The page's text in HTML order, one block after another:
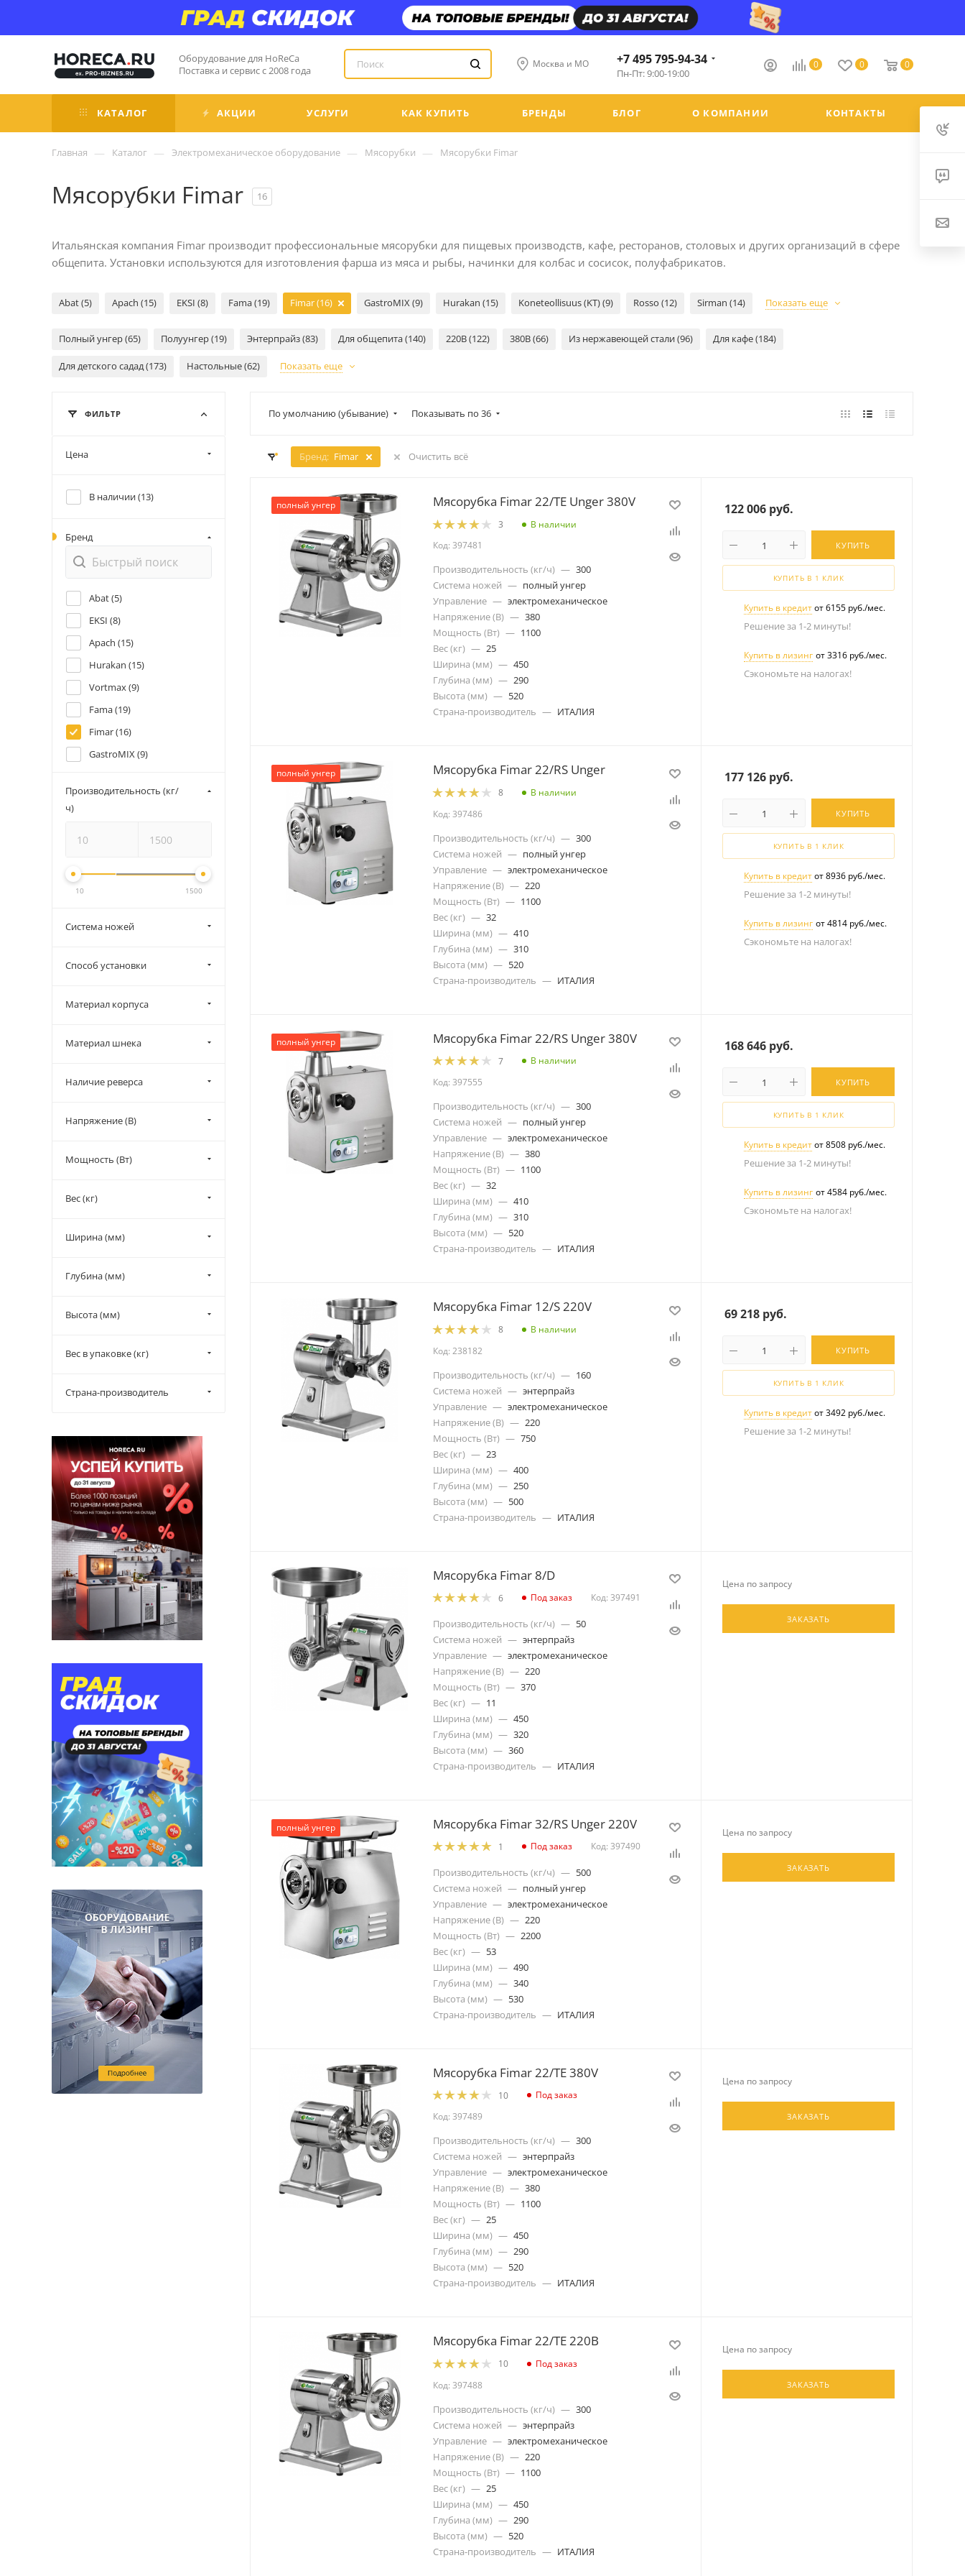
Оборудование для HoReCa
Поставка и сервис с 2008 года
Москва и МО 0 0 0
+7 495 795-94-34
Пн-Пт: 9:00-19:00
КАТАЛОГ АКЦИИ УСЛУГИ КАК КУПИТЬ БРЕНДЫ БЛОГ О КОМПАНИИ КОНТАКТЫ
Главная — Каталог — Электромеханическое оборудование — Мясорубки — Мясорубки Fimar
Мясорубки Fimar 16
Итальянская компания Fimar производит профессиональные мясорубки для пищевых производств, кафе, ресторанов, столовых и других организаций в сфере
общепита. Установки используются для изготовления фарша из мяса и рыбы, начинки для колбас и сосисок, полуфабрикатов.
Abat (5) Apach (15) EKSI (8) Fama (19) Fimar (16) GastroMIX (9) Hurakan (15) Koneteollisuus (KT) (9) Rosso (12) Sirman (14) Показать еще
Полный унгер (65) Полуунгер (19) Энтерпрайз (83) Для общепита (140) 220В (122) 380В (66) Из нержавеющей стали (96) Для кафе (184)
Для детского садад (173) Настольные (62) Показать еще
По умолчанию (убывание) Показывать по 36
Бренд: Fimar Очистить всё
полный унгер Мясорубка Fimar 22/TE Unger 380V
3
В наличии
Код: 397481
Производительность (кг/ч) — 300
Система ножей — полный унгер
Управление — электромеханическое
Напряжение (В) — 380
Мощность (Вт) — 1100
Вес (кг) — 25
Ширина (мм) — 450
Глубина (мм) — 290
Высота (мм) — 520
Страна-производитель — ИТАЛИЯ
122 006 руб.
КУПИТЬ
КУПИТЬ В 1 КЛИК
Купить в кредитот 6155 руб./мес.
Решение за 1-2 минуты!
Купить в лизинг от 3316 руб./мес.
Сэкономьте на налогах!
полный унгер Мясорубка Fimar 22/RS Unger
8
В наличии
Код: 397486
Производительность (кг/ч) — 300
Система ножей — полный унгер
Управление — электромеханическое
Напряжение (В) — 220
Мощность (Вт) — 1100
Вес (кг) — 32
Ширина (мм) — 410
Глубина (мм) — 310
Высота (мм) — 520
Страна-производитель — ИТАЛИЯ
177 126 руб.
КУПИТЬ
КУПИТЬ В 1 КЛИК
Купить в кредитот 8936 руб./мес.
Решение за 1-2 минуты!
Купить в лизинг от 4814 руб./мес.
Сэкономьте на налогах!
полный унгер Мясорубка Fimar 22/RS Unger 380V
7
В наличии
Код: 397555
Производительность (кг/ч) — 300
Система ножей — полный унгер
Управление — электромеханическое
Напряжение (В) — 380
Мощность (Вт) — 1100
Вес (кг) — 32
Ширина (мм) — 410
Глубина (мм) — 310
Высота (мм) — 520
Страна-производитель — ИТАЛИЯ
168 646 руб.
КУПИТЬ
КУПИТЬ В 1 КЛИК
Купить в кредитот 8508 руб./мес.
Решение за 1-2 минуты!
Купить в лизинг от 4584 руб./мес.
Сэкономьте на налогах!
Мясорубка Fimar 12/S 220V
8
В наличии
Код: 238182
Производительность (кг/ч) — 160
Система ножей — энтерпрайз
Управление — электромеханическое
Напряжение (В) — 220
Мощность (Вт) — 750
Вес (кг) — 23
Ширина (мм) — 400
Глубина (мм) — 250
Высота (мм) — 500
Страна-производитель — ИТАЛИЯ
69 218 руб.
КУПИТЬ
КУПИТЬ В 1 КЛИК
Купить в кредитот 3492 руб./мес.
Решение за 1-2 минуты!
Мясорубка Fimar 8/D
6 Под заказ Код: 397491
Производительность (кг/ч) — 50
Система ножей — энтерпрайз
Управление — электромеханическое
Напряжение (В) — 220
Мощность (Вт) — 370
Вес (кг) — 11
Ширина (мм) — 450
Глубина (мм) — 320
Высота (мм) — 360
Страна-производитель — ИТАЛИЯ
Цена по запросу
ЗАКАЗАТЬ
полный унгер Мясорубка Fimar 32/RS Unger 220V
1 Под заказ Код: 397490
Производительность (кг/ч) — 500
Система ножей — полный унгер
Управление — электромеханическое
Напряжение (В) — 220
Мощность (Вт) — 2200
Вес (кг) — 53
Ширина (мм) — 490
Глубина (мм) — 340
Высота (мм) — 530
Страна-производитель — ИТАЛИЯ
Цена по запросу
ЗАКАЗАТЬ
Мясорубка Fimar 22/TE 380V
10
Под заказ
Код: 397489
Производительность (кг/ч) — 300
Система ножей — энтерпрайз
Управление — электромеханическое
Напряжение (В) — 380
Мощность (Вт) — 1100
Вес (кг) — 25
Ширина (мм) — 450
Глубина (мм) — 290
Высота (мм) — 520
Страна-производитель — ИТАЛИЯ
Цена по запросу
ЗАКАЗАТЬ
Мясорубка Fimar 22/TE 220В
10
Под заказ
Код: 397488
Производительность (кг/ч) — 300
Система ножей — энтерпрайз
Управление — электромеханическое
Напряжение (В) — 220
Мощность (Вт) — 1100
Вес (кг) — 25
Ширина (мм) — 450
Глубина (мм) — 290
Высота (мм) — 520
Страна-производитель — ИТАЛИЯ
Цена по запросу
ЗАКАЗАТЬ
ФИЛЬТР
Цена
В наличии (13)
Бренд
Abat (5)
EKSI (8)
Apach (15)
Hurakan (15)
Vortmax (9)
Fama (19)
Fimar (16)
GastroMIX (9)
Kocateq (3)
Koneteollisuus (KT) (
Starfood (5
Торгтехмаш (
Производительность (кг/
ч)
10 1500
Система ножей
Способ установки
Материал корпуса
Материал шнека
Наличие реверса
Напряжение (В)
Мощность (Вт)
Вес (кг)
Ширина (мм)
Глубина (мм)
Высота (мм)
Вес в упаковке (кг)
Страна-производитель